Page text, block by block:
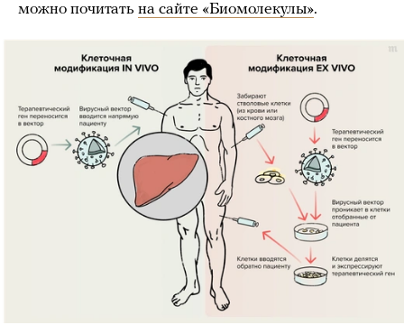
можно почитать на сайте «Биомолекулы».